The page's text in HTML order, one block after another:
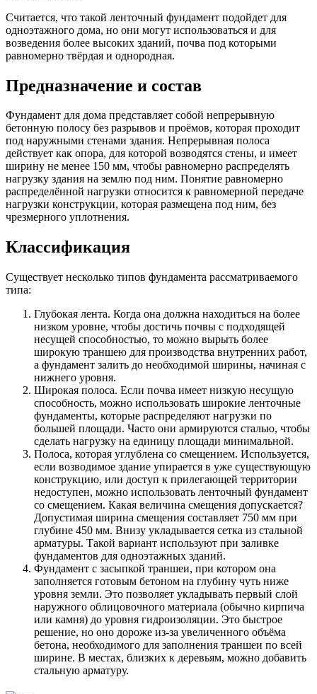
Считается, что такой ленточный фундамент подойдет для
одноэтажного дома, но они могут использоваться и для
возведения более высоких зданий, почва под которыми
равномерно твёрдая и однородная.
Предназначение и состав
Фундамент для дома представляет собой непрерывную
бетонную полосу без разрывов и проёмов, которая проходит
под наружными стенами здания. Непрерывная полоса
действует как опора, для которой возводятся стены, и имеет
ширину не менее 150 мм, чтобы равномерно распределять
нагрузку здания на землю под ним. Понятие равномерно
распределённой нагрузки относится к равномерной передаче
нагрузки конструкции, которая размещена под ним, без
чрезмерного уплотнения.
Классификация
Существует несколько типов фундамента рассматриваемого
типа:
Глубокая лента. Когда она должна находиться на более
низком уровне, чтобы достичь почвы с подходящей
несущей способностью, то можно вырыть более
широкую траншею для производства внутренних работ,
а фундамент залить до необходимой ширины, начиная с
нижнего уровня.
Широкая полоса. Если почва имеет низкую несущую
способность, можно использовать широкие ленточные
фундаменты, которые распределяют нагрузки по
большей площади. Часто они армируются сталью, чтобы
сделать нагрузку на единицу площади минимальной.
Полоса, которая углублена со смещением. Используется,
если возводимое здание упирается в уже существующую
конструкцию, или доступ к прилегающей территории
недоступен, можно использовать ленточный фундамент
со смещением. Какая величина смещения допускается?
Допустимая ширина смещения составляет 750 мм при
глубине 450 мм. Внизу укладывается сетка из стальной
арматуры. Такой вариант используют при заливке
фундаментов для одноэтажных зданий.
Фундамент с засыпкой траншеи, при котором она
заполняется готовым бетоном на глубину чуть ниже
уровня земли. Это позволяет укладывать первый слой
наружного облицовочного материала (обычно кирпича
или камня) до уровня гидроизоляции. Это быстрое
решение, но оно дороже из-за увеличенного объёма
бетона, необходимого для заполнения траншеи по всей
ширине. В местах, близких к деревьям, можно добавить
стальную арматуру.